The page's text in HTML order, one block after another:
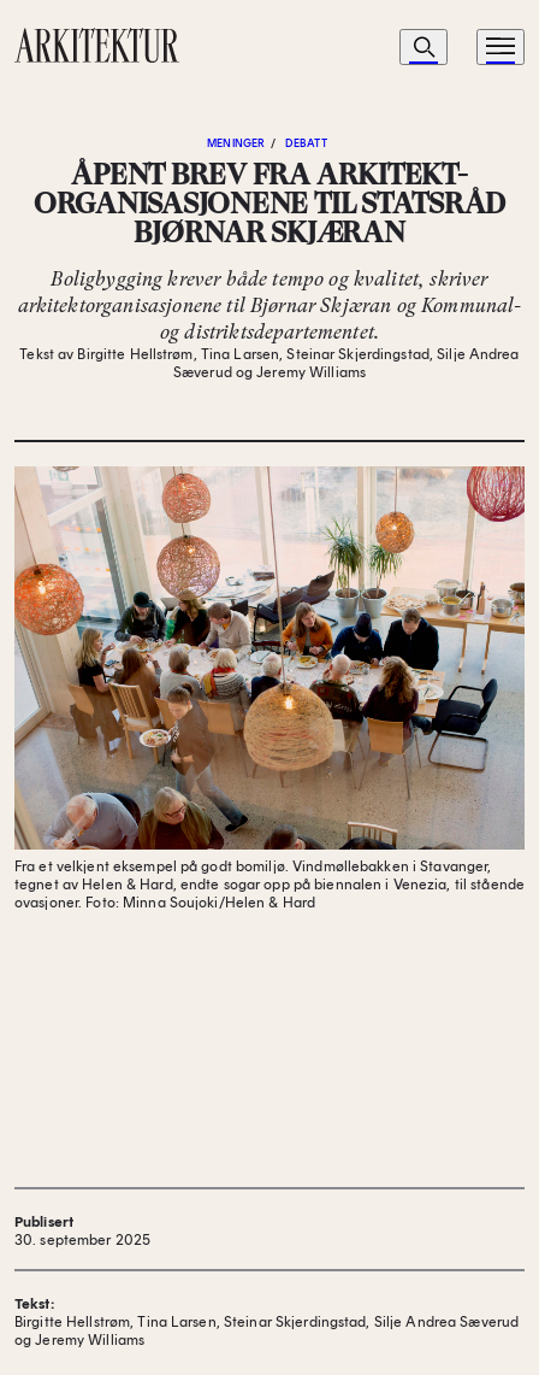
Navigasjon
Søk Meny
MENINGER / DEBATT
ÅPENT BREV FRA ARKITEKT-
ORGANISASJONENE TIL STATSRÅD
BJØRNAR SKJÆRAN
Boligbygging krever både tempo og kvalitet, skriver
arkitektorganisasjonene til Bjørnar Skjæran og Kommunal-
og distriktsdepartementet.
Tekst av Birgitte Hellstrøm, Tina Larsen, Steinar Skjerdingstad, Silje Andrea
Sæverud og Jeremy Williams
Fra et velkjent eksempel på godt bomiljø. Vindmøllebakken i Stavanger,
tegnet av Helen & Hard, endte sogar opp på biennalen i Venezia, til stående
ovasjoner. Foto: Minna Soujoki/Helen & Hard
Publisert
30. september 2025
Tekst:
Birgitte Hellstrøm, Tina Larsen, Steinar Skjerdingstad, Silje Andrea Sæverud
og Jeremy Williams